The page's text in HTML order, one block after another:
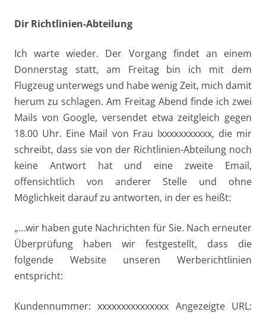
Dir Richtlinien-Abteilung
Ich warte wieder. Der Vorgang findet an einem
Donnerstag statt, am Freitag bin ich mit dem
Flugzeug unterwegs und habe wenig Zeit, mich damit
herum zu schlagen. Am Freitag Abend finde ich zwei
Mails von Google, versendet etwa zeitgleich gegen
18.00 Uhr. Eine Mail von Frau Ixxxxxxxxxxx, die mir
schreibt, dass sie von der Richtlinien-Abteilung noch
keine Antwort hat und eine zweite Email,
offensichtlich von anderer Stelle und ohne
Möglichkeit darauf zu antworten, in der es heißt:
„…wir haben gute Nachrichten für Sie. Nach erneuter
Überprüfung haben wir festgestellt, dass die
folgende Website unseren Werberichtlinien
entspricht:
Kundennummer: xxxxxxxxxxxxxxx Angezeigte URL: